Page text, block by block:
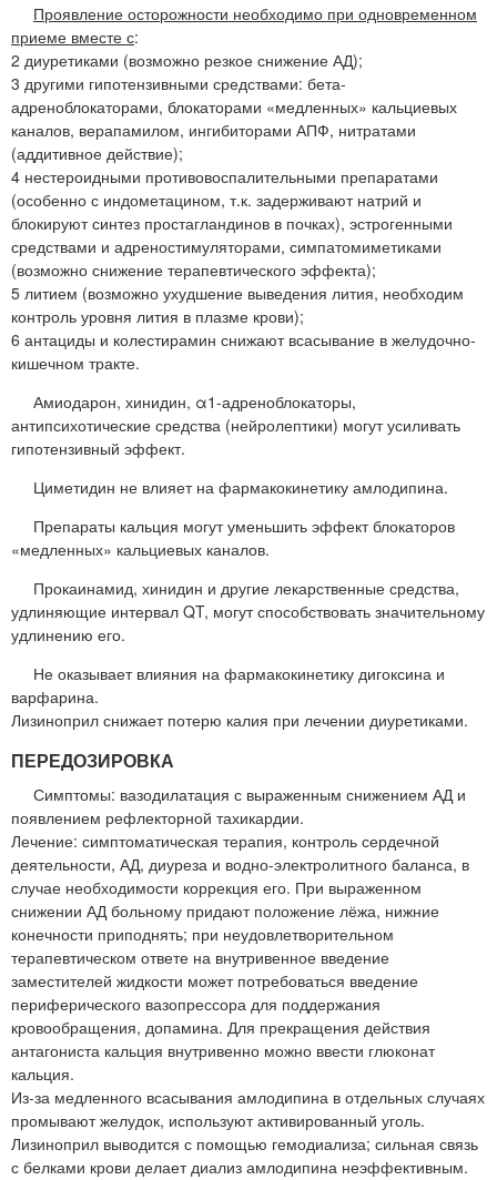
Проявление осторожности необходимо при одновременном
приеме вместе с:
2 диуретиками (возможно резкое снижение АД);
3 другими гипотензивными средствами: бета-
адреноблокаторами, блокаторами «медленных» кальциевых
каналов, верапамилом, ингибиторами АПФ, нитратами
(аддитивное действие);
4 нестероидными противовоспалительными препаратами
(особенно с индометацином, т.к. задерживают натрий и
блокируют синтез простагландинов в почках), эстрогенными
средствами и адреностимуляторами, симпатомиметиками
(возможно снижение терапевтического эффекта);
5 литием (возможно ухудшение выведения лития, необходим
контроль уровня лития в плазме крови);
6 антациды и колестирамин снижают всасывание в желудочно-
кишечном тракте.
Амиодарон, хинидин, α1-адреноблокаторы,
антипсихотические средства (нейролептики) могут усиливать
гипотензивный эффект.
Циметидин не влияет на фармакокинетику амлодипина.
Препараты кальция могут уменьшить эффект блокаторов
«медленных» кальциевых каналов.
Прокаинамид, хинидин и другие лекарственные средства,
удлиняющие интервал QT, могут способствовать значительному
удлинению его.
Не оказывает влияния на фармакокинетику дигоксина и
варфарина.
Лизиноприл снижает потерю калия при лечении диуретиками.
ПЕРЕДОЗИРОВКА
Симптомы: вазодилатация с выраженным снижением АД и
появлением рефлекторной тахикардии.
Лечение: симптоматическая терапия, контроль сердечной
деятельности, АД, диуреза и водно-электролитного баланса, в
случае необходимости коррекция его. При выраженном
снижении АД больному придают положение лёжа, нижние
конечности приподнять; при неудовлетворительном
терапевтическом ответе на внутривенное введение
заместителей жидкости может потребоваться введение
периферического вазопрессора для поддержания
кровообращения, допамина. Для прекращения действия
антагониста кальция внутривенно можно ввести глюконат
кальция.
Из-за медленного всасывания амлодипина в отдельных случаях
промывают желудок, используют активированный уголь.
Лизиноприл выводится с помощью гемодиализа; сильная связь
с белками крови делает диализ амлодипина неэффективным.